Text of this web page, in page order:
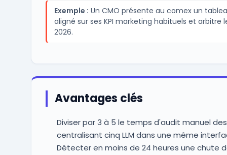
Exemple : Un CMO présente au comex un
aligné sur ses KPI marketing habituels et arbitre
2026.
Avantages clés
Diviser par 3 à 5 le temps d'audit manuel
centralisant cinq LLM dans une même
Détecter en moins de 24 heures une chute